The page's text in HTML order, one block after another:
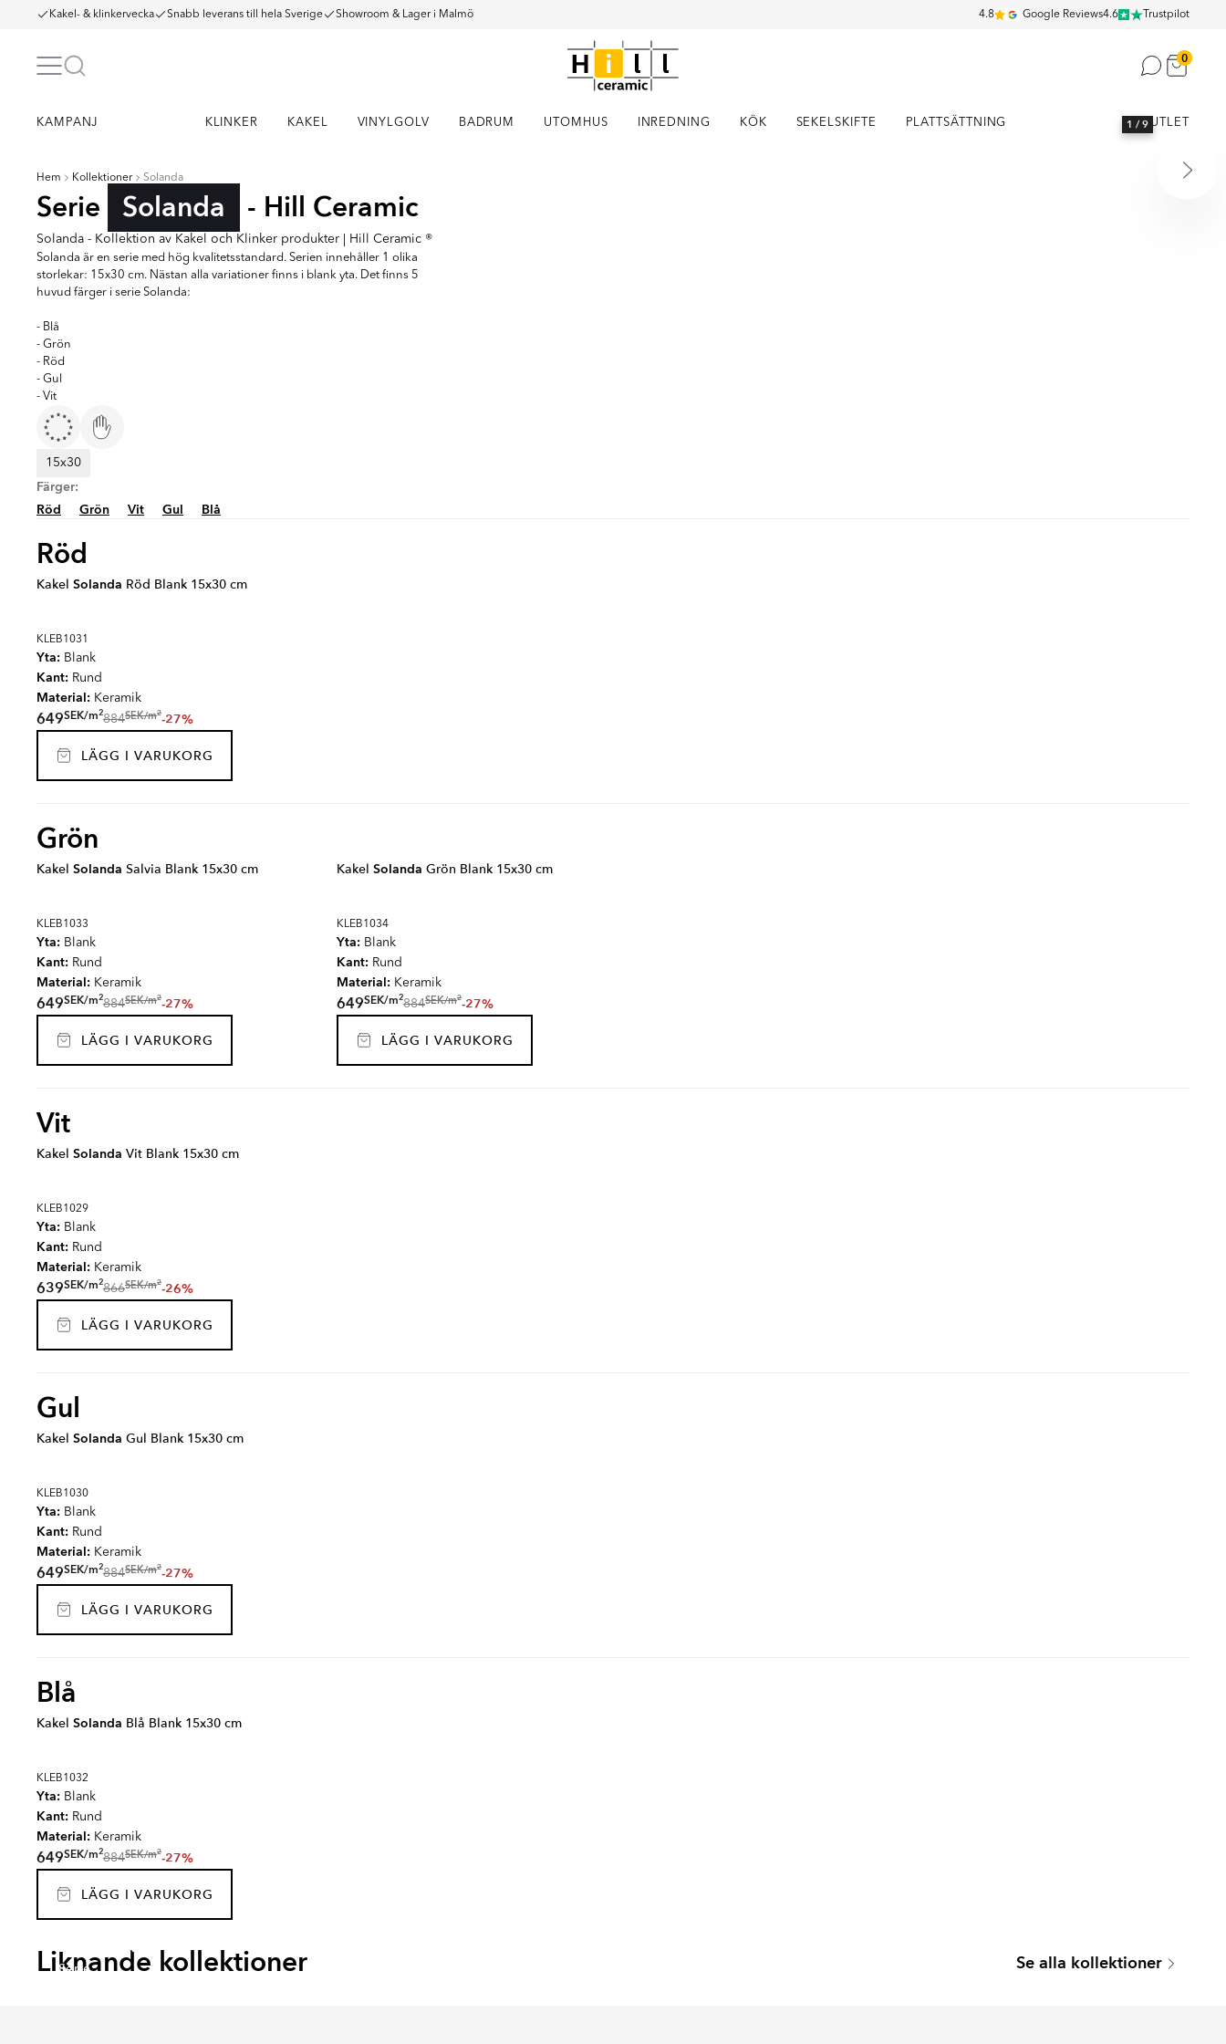
Kakel- & klinkervecka Snabb leverans till hela Sverige Showroom & Lager i Malmö 4.8 Google Reviews4.6 Trustpilot
0
KAMPANJ KLINKER KAKEL VINYLGOLV BADRUM UTOMHUS INREDNING KÖK SEKELSKIFTE PLATTSÄTTNING OUTLET
Hem Kollektioner Solanda
Serie Solanda - Hill Ceramic
Solanda - Kollektion av Kakel och Klinker produkter | Hill Ceramic ®
Solanda är en serie med hög kvalitetsstandard. Serien innehåller 1 olika
storlekar: 15x30 cm. Nästan alla variationer finns i blank yta. Det finns 5
huvud färger i serie Solanda:
- Blå
- Grön
- Röd
- Gul
- Vit
15x30
Färger:
Röd
Grön Vit Gul Blå
1 / 9
Röd
Kakel Solanda Röd Blank 15x30 cm
KLEB1031
Yta: Blank
Kant: Rund
Material: Keramik
649SEK/m2884SEK/m2-27%
LÄGG I VARUKORG
Grön
Kakel Solanda Salvia Blank 15x30 cm
KLEB1033
Yta: Blank
Kant: Rund
Material: Keramik
649SEK/m2884SEK/m2-27%
LÄGG I VARUKORG
Kakel Solanda Grön Blank 15x30 cm
KLEB1034
Yta: Blank
Kant: Rund
Material: Keramik
649SEK/m2884SEK/m2-27%
LÄGG I VARUKORG
Vit
Kakel Solanda Vit Blank 15x30 cm
KLEB1029
Yta: Blank
Kant: Rund
Material: Keramik
639SEK/m2866SEK/m2-26%
LÄGG I VARUKORG
Gul
Kakel Solanda Gul Blank 15x30 cm
KLEB1030
Yta: Blank
Kant: Rund
Material: Keramik
649SEK/m2884SEK/m2-27%
LÄGG I VARUKORG
Blå
Kakel Solanda Blå Blank 15x30 cm
KLEB1032
Yta: Blank
Kant: Rund
Material: Keramik
649SEK/m2884SEK/m2-27%
LÄGG I VARUKORG
Liknande kollektioner Se alla kollektioner
Serie
ZEPHYR
Serie